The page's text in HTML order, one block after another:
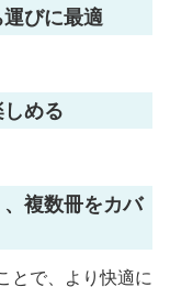
びに最適
める
複数冊をカバ
とで、より快適に